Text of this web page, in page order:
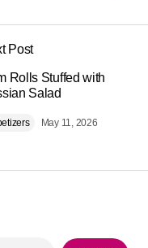
Post
Rolls Stuffed with
Salad
May 11, 2026